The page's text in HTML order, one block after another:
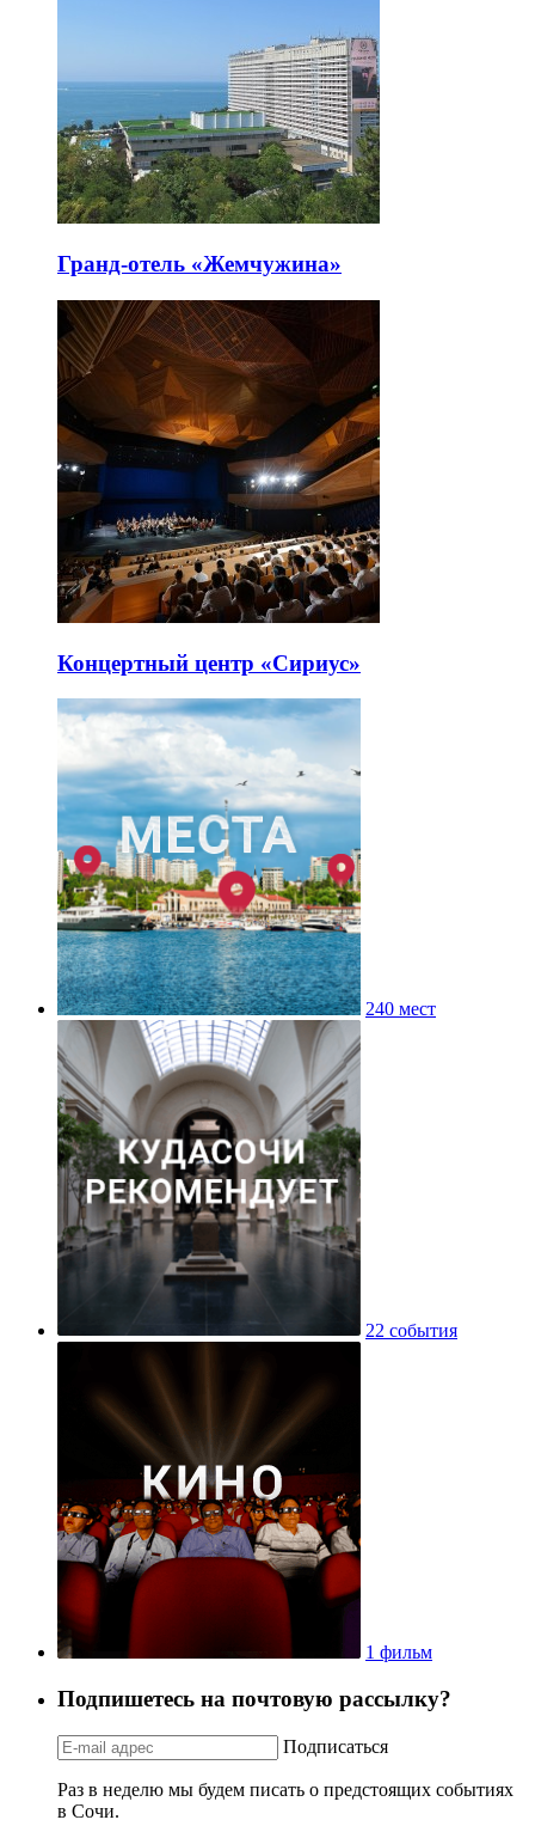
Гранд-отель «Жемчужина»
Концертный центр «Сириус»
240 мест
22 события
1 фильм
Подпишетесь на почтовую рассылку?
Подписаться
Раз в неделю мы будем писать о предстоящих событиях
в Сочи.